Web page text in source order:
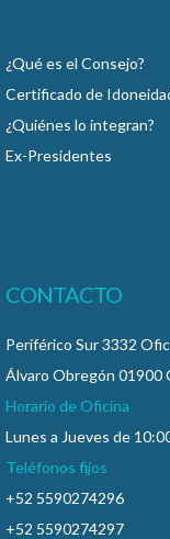
¿Qué es el Consejo?
Certificado de
¿Quiénes lo integran?
Ex-Presidentes
CONTACTO
Periférico Sur 3332
Álvaro Obregón 01900
Horario de Oficina
Lunes a Jueves de
Teléfonos fijos
+52 5590274296
+52 5590274297